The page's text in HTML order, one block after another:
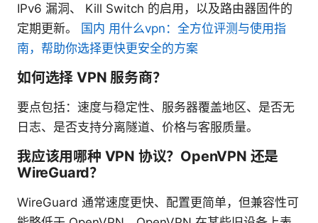
IPv6 漏洞、 Kill Switch 的启用，以及路由器固件的
定期更新。 国内 用什么vpn：全方位评测与使用指
南，帮助你选择更快更安全的方案
如何选择 VPN 服务商？
要点包括：速度与稳定性、服务器覆盖地区、是否无
日志、是否支持分离隧道、价格与客服质量。
我应该用哪种 VPN 协议？OpenVPN 还是
WireGuard？
WireGuard 通常速度更快、配置更简单，但兼容性可